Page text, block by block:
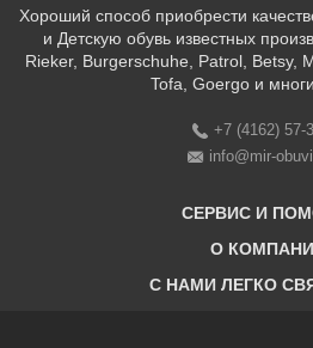
Хороший способ приобрести
и Детскую обувь известных
Rieker, Burgerschuhe, Patrol, Betsy,
Tofa, Goergo и
+7 (4162) 57-
info@mir-
СЕРВИС И
Бонусная
О
C НАМИ ЛЕГКО